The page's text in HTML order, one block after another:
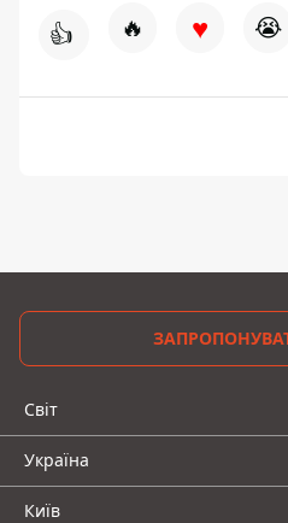
👍 🔥 ♥ 😭
Світ
Україна
Київ